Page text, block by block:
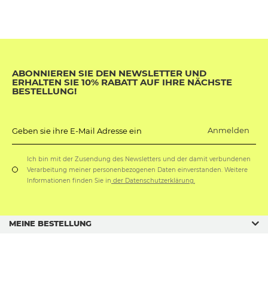
ABONNIEREN SIE DEN NEWSLETTER UND
ERHALTEN SIE 10% RABATT AUF IHRE NÄCHSTE
BESTELLUNG!
Geben sie ihre E-Mail Adresse ein Anmelden
Ich bin mit der Zusendung des Newsletters und der damit verbundenen
Verarbeitung meiner personenbezogenen Daten einverstanden. Weitere
Informationen finden Sie in der Datenschutzerklärung.
MEINE BESTELLUNG